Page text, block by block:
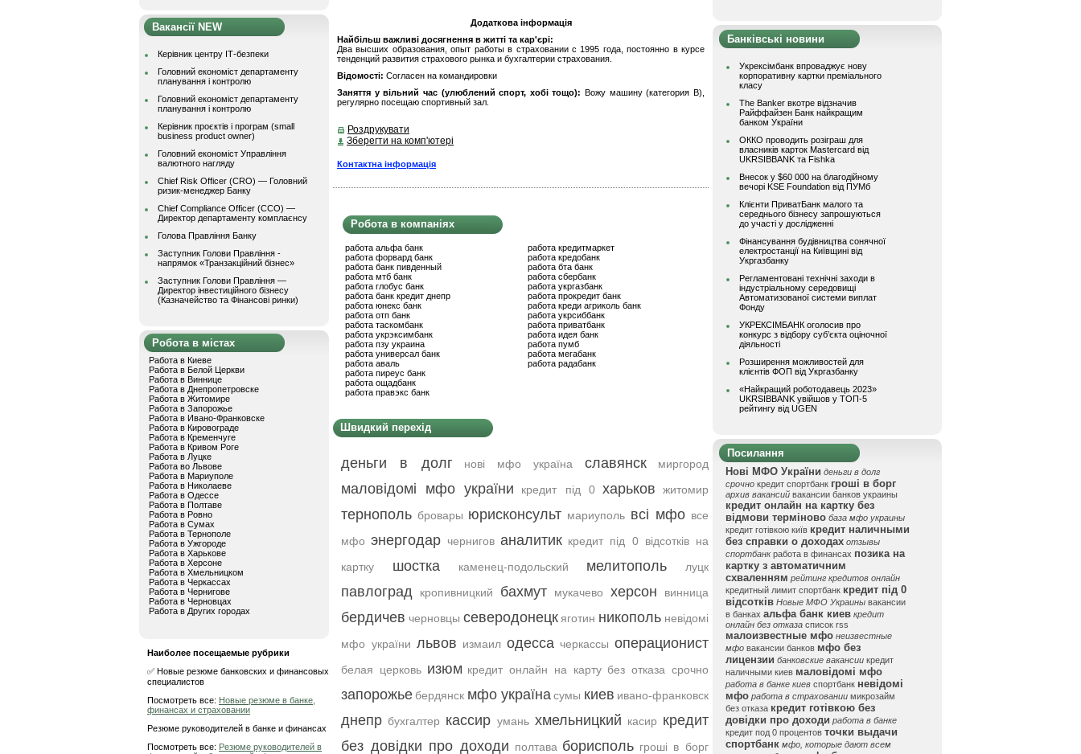
Вакансії NEW
Керівник центру ІТ-безпеки
Головний економіст департаменту
планування і контролю
Головний економіст департаменту
планування і контролю
Керівник проєктів і програм (small
business product owner)
Головний економіст Управління
валютного нагляду
Chief Risk Officer (CRO) — Головний
ризик-менеджер Банку
Chief Compliance Officer (CCO) —
Директор департаменту комплаєнсу
Голова Правління Банку
Заступник Голови Правління -
напрямок «Транзакційний бізнес»
Заступник Голови Правління —
Директор інвестиційного бізнесу
(Казначейство та Фінансові ринки)
Робота в містах
Работа в Киеве
Работа в Белой Церкви
Работа в Виннице
Работа в Днепропетровске
Работа в Житомире
Работа в Запорожье
Работа в Ивано-Франковске
Работа в Кировограде
Работа в Кременчуге
Работа в Кривом Роге
Работа в Луцке
Работа во Львове
Работа в Мариуполе
Работа в Николаеве
Работа в Одессе
Работа в Полтаве
Работа в Ровно
Работа в Сумах
Работа в Тернополе
Работа в Ужгороде
Работа в Харькове
Работа в Херсоне
Работа в Хмельницком
Работа в Черкассах
Работа в Чернигове
Работа в Черновцах
Работа в Других городах
Наиболее посещаемые рубрики
✅ Новые резюме банковских и финансовых
специалистов
Посмотреть все: Новые резюме в банке,
финансах и страховании
Резюме руководителей в банке и финансах
Посмотреть все: Резюме руководителей в
Додаткова інформація
Найбільш важливі досягнення в житті та кар'єрі:
Два высших образования, опыт работы в страховании с 1995 года, постоянно в курсе
тенденций развития страхового рынка и бухгалтерии страхования.
Відомості: Согласен на командировки
Заняття у вільний час (улюблений спорт, хобі тощо): Вожу машину (категория В),
регулярно посещаю спортивный зал.
Роздрукувати
Зберегти на комп'ютері
Контактна інформація
Робота в компаніях
работа альфа банк
работа форвард банк
работа банк пивденный
работа мтб банк
работа глобус банк
работа банк кредит днепр
работа юнекс банк
работа отп банк
работа таскомбанк
работа укрэксимбанк
работа пзу украина
работа универсал банк
работа аваль
работа пиреус банк
работа ощадбанк
работа правэкс банк
работа кредитмаркет
работа кредобанк
работа бта банк
работа сбербанк
работа укргазбанк
работа прокредит банк
работа креди агриколь банк
работа укрсиббанк
работа приватбанк
работа идея банк
работа пумб
работа мегабанк
работа радабанк
Швидкий перехід
деньги в долг нові мфо україна славянск миргород
маловідомі мфо україни кредит під 0 харьков житомир
тернополь бровары юрисконсульт мариуполь всі мфо все
мфо энергодар чернигов аналитик кредит під 0 відсотків на
картку
шостка каменец-подольский мелитополь луцк
павлоград кропивницкий бахмут мукачево херсон винница
бердичев черновцы северодонецк яготин никополь невідомі
мфо україни львов измаил одесса черкассы операционист
белая церковь изюм кредит онлайн на карту без отказа срочно
запорожье бердянск мфо україна сумы киев ивано-франковск
днепр бухгалтер кассир умань хмельницкий касир кредит
без довідки про доходи полтава борисполь гроші в борг
Банківські новини
Укрексімбанк впроваджує нову
корпоративну картки преміального
класу
The Banker вкотре відзначив
Райффайзен Банк найкращим
банком України
ОККО проводить розіграш для
власників карток Mastercard від
UKRSIBBANK та Fishka
Внесок у $60 000 на благодійному
вечорі KSE Foundation від ПУМб
Клієнти ПриватБанк малого та
середнього бізнесу запрошуються
до участі у дослідженні
Фінансування будівництва сонячної
електростанції на Київщині від
Укргазбанку
Регламентовані технічні заходи в
індустріальному середовищі
Автоматизованої системи виплат
Фонду
УКРЕКСІМБАНК оголосив про
конкурс з відбору суб’єкта оціночної
діяльності
Розширення можливостей для
клієнтів ФОП від Укргазбанку
«Найкращий роботодавець 2023»
UKRSIBBANK увійшов у ТОП-5
рейтингу від UGEN
Посилання
Нові МФО України деньги в долг
срочно кредит спортбанк гроші в борг
архив вакансий вакансии банков украины
кредит онлайн на картку без
відмови терміново база мфо украины
кредит готівкою київ кредит наличными
без справки о доходах отзывы
спортбанк работа в финансах позика на
картку з автоматичним
схваленням рейтинг кредитов онлайн
кредитный лимит спортбанк кредит під 0
відсотків Новые МФО Украины вакансии
в банках альфа банк киев кредит
онлайн без отказа список rss
малоизвестные мфо неизвестные
мфо вакансии банков мфо без
лицензии банковские вакансии кредит
наличными киев маловідомі мфо
работа в банке киев спортбанк невідомі
мфо работа в страховании микрозайм
без отказа кредит готівкою без
довідки про доходи работа в банке
кредит под 0 процентов точки выдачи
спортбанк мфо, которые дают всем